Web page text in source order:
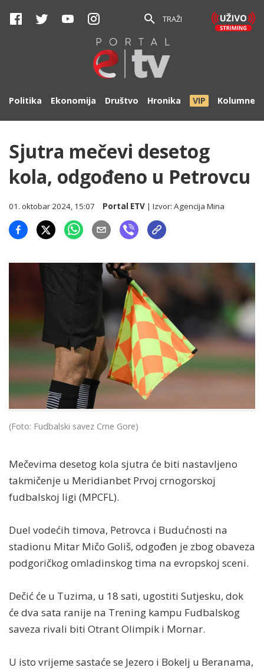
TRAŽI
Politika Ekonomija Društvo Hronika VIP Kolumne
Sjutra mečevi desetog
kola, odgođeno u Petrovcu
01. oktobar 2024, 15:07 Portal ETV | Izvor:Agencija Mina
(Foto: Fudbalski savez Crne Gore)
Mečevima desetog kola sjutra će biti nastavljeno
takmičenje u Meridianbet Prvoj crnogorskoj
fudbalskoj ligi (MPCFL).
Duel vodećih timova, Petrovca i Budućnosti na
stadionu Mitar Mičo Goliš, odgođen je zbog obaveza
podgoričkog omladinskog tima na evropskoj sceni.
Dečić će u Tuzima, u 18 sati, ugostiti Sutjesku, dok
će dva sata ranije na Trening kampu Fudbalskog
saveza rivali biti Otrant Olimpik i Mornar.
U isto vrijeme sastaće se Jezero i Bokelj u Beranama,